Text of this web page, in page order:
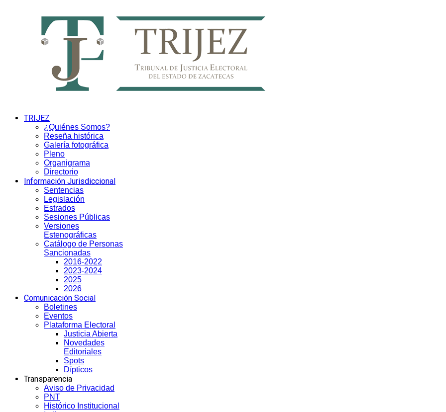
TRIJEZ
¿Quiénes Somos?
Reseña histórica
Galería fotográfica
Pleno
Organigrama
Directorio
Información Jurisdiccional
Sentencias
Legislación
Estrados
Sesiones Públicas
Versiones
Estenográficas
Catálogo de Personas
Sancionadas
2016-2022
2023-2024
2025
2026
Comunicación Social
Boletines
Eventos
Plataforma Electoral
Justicia Abierta
Novedades
Editoriales
Spots
Dípticos
Transparencia
Aviso de Privacidad
PNT
Histórico Institucional